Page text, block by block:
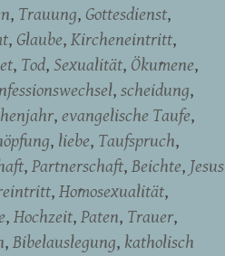
Trauung Gottesdienst
Glaube Kircheneintritt
Tod Sexualität Ökumene
scheidung
evangelische Taufe
liebe Taufspruch
Partnerschaft Beichte Jesus
Homosexualität
Hochzeit Paten Trauer
Bibelauslegung katholisch